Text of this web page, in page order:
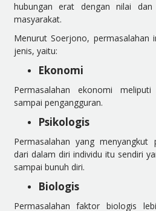
hubungan erat dengan nilai
masyarakat.
Menurut Soerjono, permasalahan
jenis, yaitu:
Ekonomi
Permasalahan ekonomi
sampai pengangguran.
Psikologis
Permasalahan yang menyangkut
dari dalam diri individu itu sendiri
sampai bunuh diri.
Biologis
Permasalahan faktor biologis